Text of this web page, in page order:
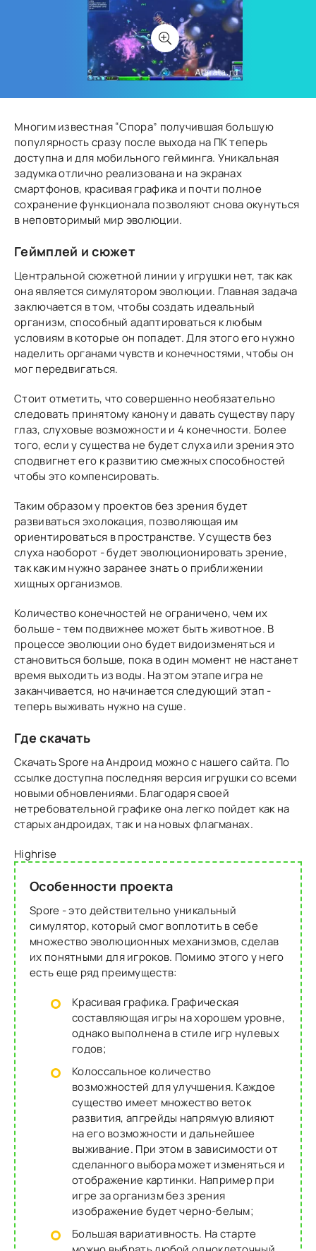
Многим известная “Спора” получившая большую
популярность сразу после выхода на ПК теперь
доступна и для мобильного гейминга. Уникальная
задумка отлично реализована и на экранах
смартфонов, красивая графика и почти полное
сохранение функционала позволяют снова окунуться
в неповторимый мир эволюции.
Геймплей и сюжет
Центральной сюжетной линии у игрушки нет, так как
она является симулятором эволюции. Главная задача
заключается в том, чтобы создать идеальный
организм, способный адаптироваться к любым
условиям в которые он попадет. Для этого его нужно
наделить органами чувств и конечностями, чтобы он
мог передвигаться.
Стоит отметить, что совершенно необязательно
следовать принятому канону и давать существу пару
глаз, слуховые возможности и 4 конечности. Более
того, если у существа не будет слуха или зрения это
сподвигнет его к развитию смежных способностей
чтобы это компенсировать.
Таким образом у проектов без зрения будет
развиваться эхолокация, позволяющая им
ориентироваться в пространстве. У существ без
слуха наоборот - будет эволюционировать зрение,
так как им нужно заранее знать о приближении
хищных организмов.
Количество конечностей не ограничено, чем их
больше - тем подвижнее может быть животное. В
процессе эволюции оно будет видоизменяться и
становиться больше, пока в один момент не настанет
время выходить из воды. На этом этапе игра не
заканчивается, но начинается следующий этап -
теперь выживать нужно на суше.
Где скачать
Скачать Spore на Андроид можно с нашего сайта. По
ссылке доступна последняя версия игрушки со всеми
новыми обновлениями. Благодаря своей
нетребовательной графике она легко пойдет как на
старых андроидах, так и на новых флагманах.
Highrise
Особенности проекта
Spore - это действительно уникальный
симулятор, который смог воплотить в себе
множество эволюционных механизмов, сделав
их понятными для игроков. Помимо этого у него
есть еще ряд преимуществ:
Красивая графика. Графическая
составляющая игры на хорошем уровне,
однако выполнена в стиле игр нулевых
годов;
Колоссальное количество
возможностей для улучшения. Каждое
существо имеет множество веток
развития, апгрейды напрямую влияют
на его возможности и дальнейшее
выживание. При этом в зависимости от
сделанного выбора может изменяться и
отображение картинки. Например при
игре за организм без зрения
изображение будет черно-белым;
Большая вариативность. На старте